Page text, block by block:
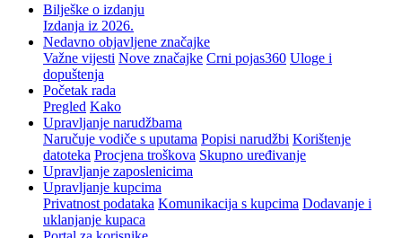
Bilješke o izdanju
Izdanja iz 2026.
Nedavno objavljene značajke
Važne vijesti Nove značajke Crni pojas360 Uloge i
dopuštenja
Početak rada
Pregled Kako
Upravljanje narudžbama
Naručuje vodiče s uputama Popisi narudžbi Korištenje
datoteka Procjena troškova Skupno uređivanje
Upravljanje zaposlenicima
Upravljanje kupcima
Privatnost podataka Komunikacija s kupcima Dodavanje i
uklanjanje kupaca